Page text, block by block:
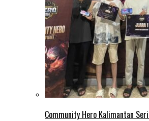
Community Hero Kalimantan